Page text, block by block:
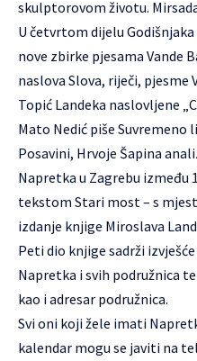
skulptorovom životu.
U četvrtom dijelu
nove zbirke pjesama Vande
naslova Slova, riječi, pjesme
Topić Landeka naslovljene
Mato Nedić piše Suvremeno
Posavini, Hrvoje Šapina
Napretka u Zagrebu između
tekstom Stari most – s
izdanje knjige Miroslava
Peti dio knjige sadrži
Napretka i svih podružnica
kao i adresar podružnica.
Svi oni koji žele imati
kalendar mogu se javiti na